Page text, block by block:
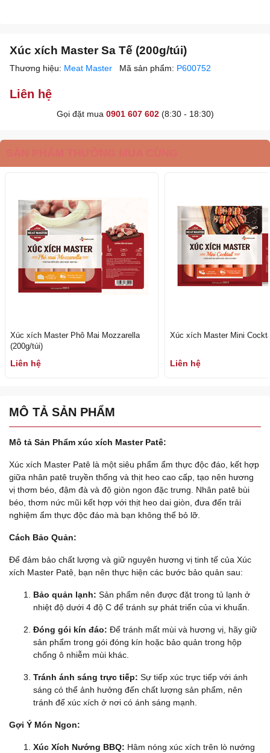
Xúc xích Master Sa Tế (200g/túi)
Thương hiệu: Meat Master Mã sản phẩm: P600752
Liên hệ
Gọi đặt mua 0901 607 602(8:30 - 18:30)
Xúc xích Master Phô Mai Mozzarella
(200g/túi)
Liên hệ
Xúc xích Master Mini
Liên hệ
MÔ TẢ SẢN PHẨM
Mô tả Sản Phẩm xúc xích Master Patê:
Xúc xích Master Patê là một siêu phẩm ẩm thực độc đáo, kết hợp
giữa nhân patê truyền thống và thịt heo cao cấp, tạo nên hương
vị thơm béo, đậm đà và độ giòn ngon đặc trưng. Nhân patê bùi
béo, thơm nức mũi kết hợp với thịt heo dai giòn, đưa đến trải
nghiệm ẩm thực độc đáo mà bạn không thể bỏ lỡ.
Cách Bảo Quản:
Để đảm bảo chất lượng và giữ nguyên hương vị tinh tế của Xúc
xích Master Patê, bạn nên thực hiện các bước bảo quản sau:
Bảo quản lạnh: Sản phẩm nên được đặt trong tủ lạnh ở
nhiệt độ dưới 4 độ C để tránh sự phát triển của vi khuẩn.
Đóng gói kín đáo: Để tránh mất mùi và hương vị, hãy giữ
sản phẩm trong gói đóng kín hoặc bảo quản trong hộp
chống ô nhiễm mùi khác.
Tránh ánh sáng trực tiếp: Sự tiếp xúc trực tiếp với ánh
sáng có thể ảnh hưởng đến chất lượng sản phẩm, nên
tránh để xúc xích ở nơi có ánh sáng mạnh.
Gợi Ý Món Ngon:
Xúc Xích Nướng BBQ: Hâm nóng xúc xích trên lò nướng